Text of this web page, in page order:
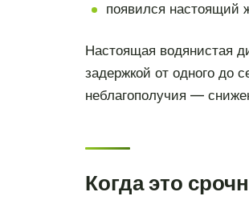
появился настоящий
Настоящая водянистая
задержкой от одного до
неблагополучия —
Когда это